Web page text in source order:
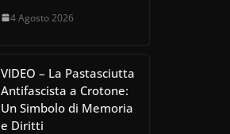
4 Agosto 2026
VIDEO – La Pastasciutta
Antifascista a Crotone:
Un Simbolo di Memoria
e Diritti